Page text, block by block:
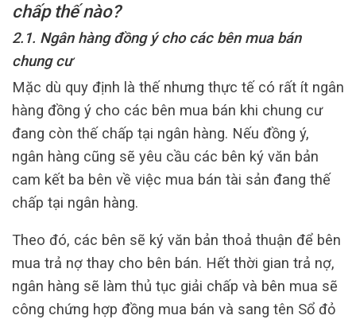
chấp thế nào?
2.1. Ngân hàng đồng ý cho các bên mua bán
chung cư
Mặc dù quy định là thế nhưng thực tế có rất ít ngân
hàng đồng ý cho các bên mua bán khi chung cư
đang còn thế chấp tại ngân hàng. Nếu đồng ý,
ngân hàng cũng sẽ yêu cầu các bên ký văn bản
cam kết ba bên về việc mua bán tài sản đang thế
chấp tại ngân hàng.
Theo đó, các bên sẽ ký văn bản thoả thuận để bên
mua trả nợ thay cho bên bán. Hết thời gian trả nợ,
ngân hàng sẽ làm thủ tục giải chấp và bên mua sẽ
công chứng hợp đồng mua bán và sang tên Sổ đỏ